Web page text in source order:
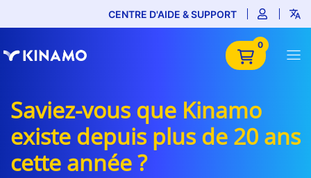
CENTRE D'AIDE & SUPPORT
0
Saviez-vous que Kinamo
existe depuis plus de 20 ans
cette année ?